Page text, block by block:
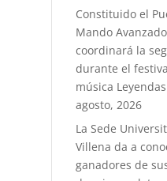
Constituido el
Mando
coordinará la
durante el
música
agosto, 2026
La Sede
Villena da a
ganadores de